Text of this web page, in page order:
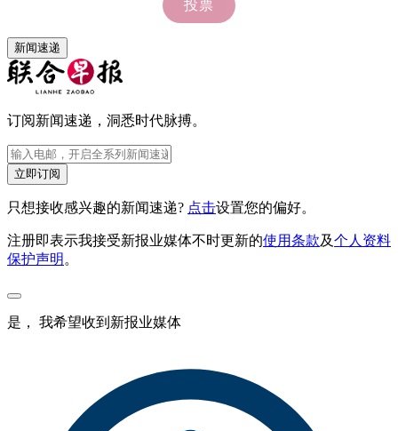
新闻速递
订阅新闻速递，洞悉时代脉搏。
立即订阅
只想接收感兴趣的新闻速递? 点击设置您的偏好。
注册即表示我接受新报业媒体不时更新的使用条款及个人资料
保护声明 。
是， 我希望收到新报业媒体